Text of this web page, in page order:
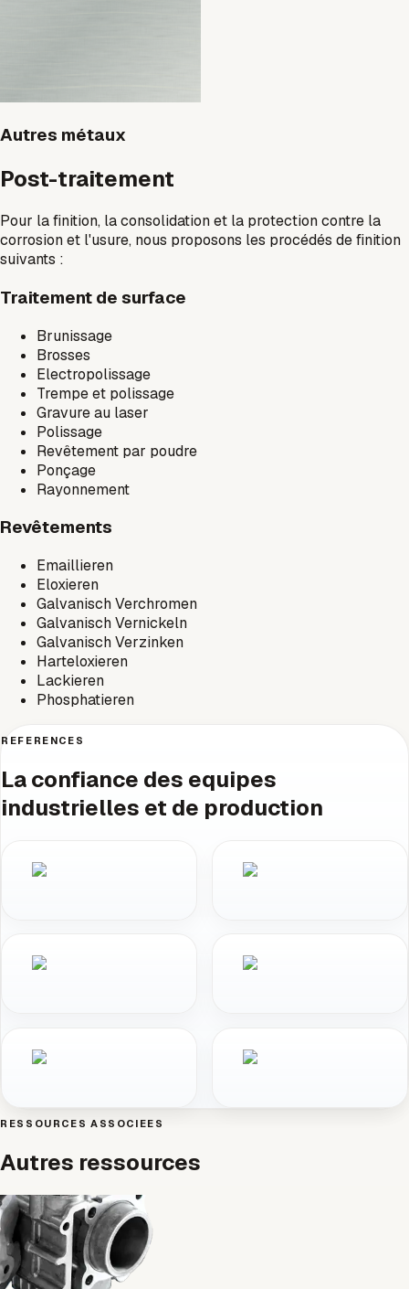
Autres métaux
Post-traitement
Pour la finition, la consolidation et la protection contre la
corrosion et l'usure, nous proposons les procédés de finition
suivants :
Traitement de surface
Brunissage
Brosses
Electropolissage
Trempe et polissage
Gravure au laser
Polissage
Revêtement par poudre
Ponçage
Rayonnement
Revêtements
Emaillieren
Eloxieren
Galvanisch Verchromen
Galvanisch Vernickeln
Galvanisch Verzinken
Harteloxieren
Lackieren
Phosphatieren
REFERENCES
La confiance des equipes
industrielles et de production
RESSOURCES ASSOCIEES
Autres ressources